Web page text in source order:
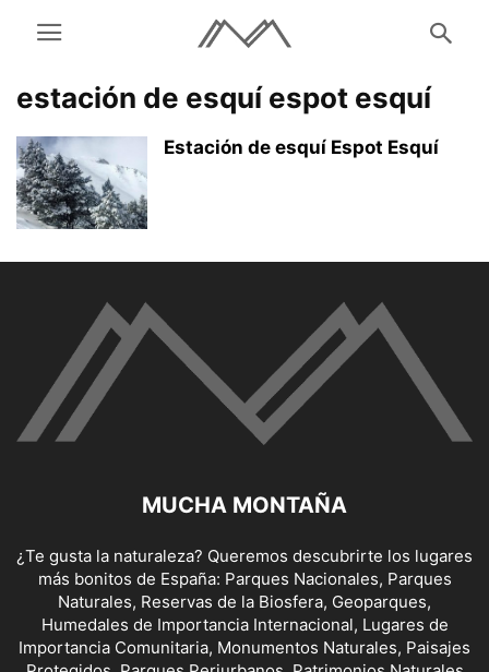
estación de esquí espot esquí
Estación de esquí Espot Esquí
MUCHA MONTAÑA
¿Te gusta la naturaleza? Queremos descubrirte los lugares
más bonitos de España: Parques Nacionales, Parques
Naturales, Reservas de la Biosfera, Geoparques,
Humedales de Importancia Internacional, Lugares de
Importancia Comunitaria, Monumentos Naturales, Paisajes